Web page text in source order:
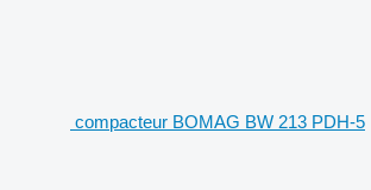
compacteur BOMAG BW 213 PDH-5